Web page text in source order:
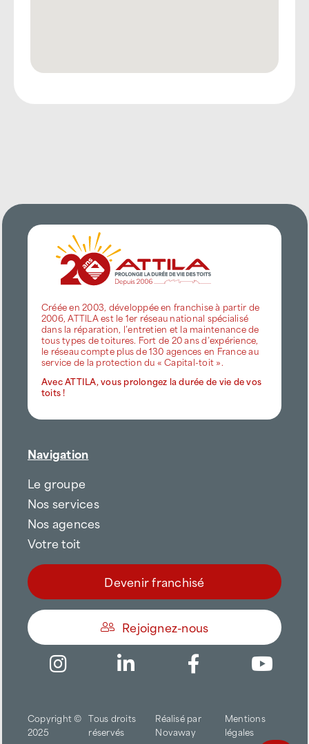
Créée en 2003, développée en franchise à partir de
2006, ATTILA est le 1er réseau national spécialisé
dans la réparation, l’entretien et la maintenance de
tous types de toitures. Fort de 20 ans d’expérience,
le réseau compte plus de 130 agences en France au
service de la protection du « Capital-toit ».
Avec ATTILA, vous prolongez la durée de vie de vos
toits !
Navigation
Le groupe
Nos services
Nos agences
Votre toit
Devenir franchisé
Rejoignez-nous
Copyright ©
2025
Tous droits
réservés
Réalisé par
Novaway
Mentions
légales
Trouver une agence